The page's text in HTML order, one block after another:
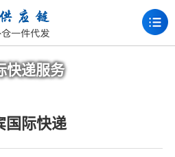
快递服务
国际快递